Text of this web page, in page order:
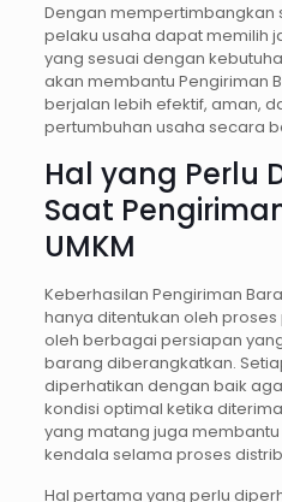
Dengan mempertimbangkan
pelaku usaha dapat memilih
yang sesuai dengan
akan membantu Pengiriman
berjalan lebih efektif, aman,
pertumbuhan usaha secara
Hal yang Perlu
Saat
UMKM
Keberhasilan Pengiriman
hanya ditentukan oleh
oleh berbagai persiapan
barang diberangkatkan.
diperhatikan dengan baik
kondisi optimal ketika
yang matang juga
kendala selama proses
Hal pertama yang perlu